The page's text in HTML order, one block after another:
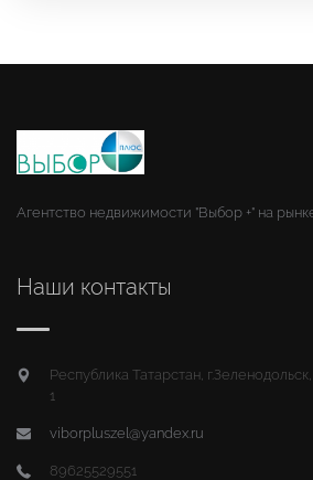
Агентство недвижимости "Выбор +" на
Наши контакты
Республика Татарстан,
1
viborpluszel@yandex.ru
89625529551